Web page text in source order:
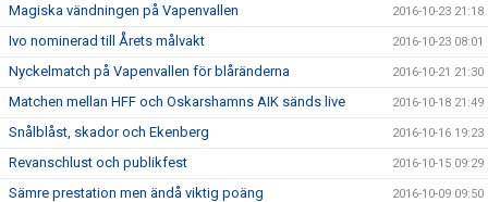
Magiska vändningen på Vapenvallen 2016-10-23 21:18
Ivo nominerad till Årets målvakt 2016-10-23 08:01
Nyckelmatch på Vapenvallen för blåränderna 2016-10-21 21:30
Matchen mellan HFF och Oskarshamns AIK sänds live 2016-10-18 21:49
Snålblåst, skador och Ekenberg 2016-10-16 19:23
Revanschlust och publikfest 2016-10-15 09:29
Sämre prestation men ändå viktig poäng 2016-10-09 09:50